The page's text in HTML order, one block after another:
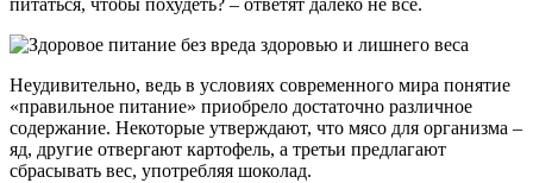
питаться, чтобы похудеть? – ответят далеко не все.
Неудивительно, ведь в условиях современного мира понятие
«правильное питание» приобрело достаточно различное
содержание. Некоторые утверждают, что мясо для организма –
яд, другие отвергают картофель, а третьи предлагают
сбрасывать вес, употребляя шоколад.